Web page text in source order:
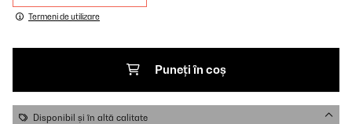
Termeni de utilizare
Puneți în coș
Disponibil și în altă calitate